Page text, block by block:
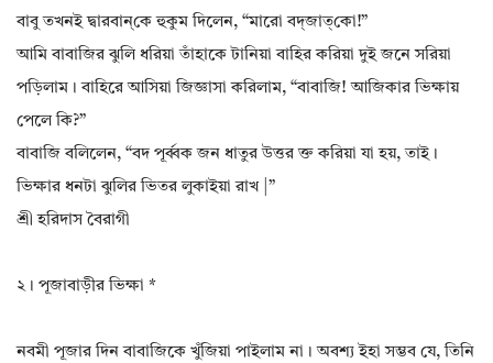
বাবু তখনই দ্বারবান্‌কে হুকুম দিলেন, “মারো বদ্‌জাত্‌কো!”
আমি বাবাজির ঝুলি ধরিয়া তাঁহাকে টানিয়া বাহির করিয়া দুই জনে সরিয়া
পড়িলাম। বাহিরে আসিয়া জিজ্ঞাসা করিলাম, “বাবাজি! আজিকার ভিক্ষায়
পেলে কি?”
বাবাজি বলিলেন, “বদ পূর্ব্বক জন ধাতুর উত্তর ক্ত করিয়া যা হয়, তাই।
ভিক্ষার ধনটা ঝুলির ভিতর লুকাইয়া রাখ |”
শ্রী হরিদাস বৈরাগী
২। পূজাবাড়ীর ভিক্ষা *
নবমী পূজার দিন বাবাজিকে খুঁজিয়া পাইলাম না। অবশ্য ইহা সম্ভব যে, তিনি